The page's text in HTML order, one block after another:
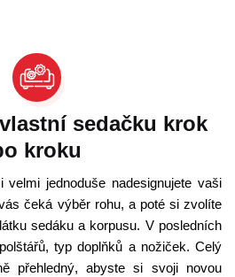
sedačku krok
kroku
jednoduše nadesignujete vaši
čeká výběr rohu, a poté si zvolíte
sedáku a korpusu. V posledních
typ doplňků a nožiček. Celý
přehledný, abyste si svoji novou